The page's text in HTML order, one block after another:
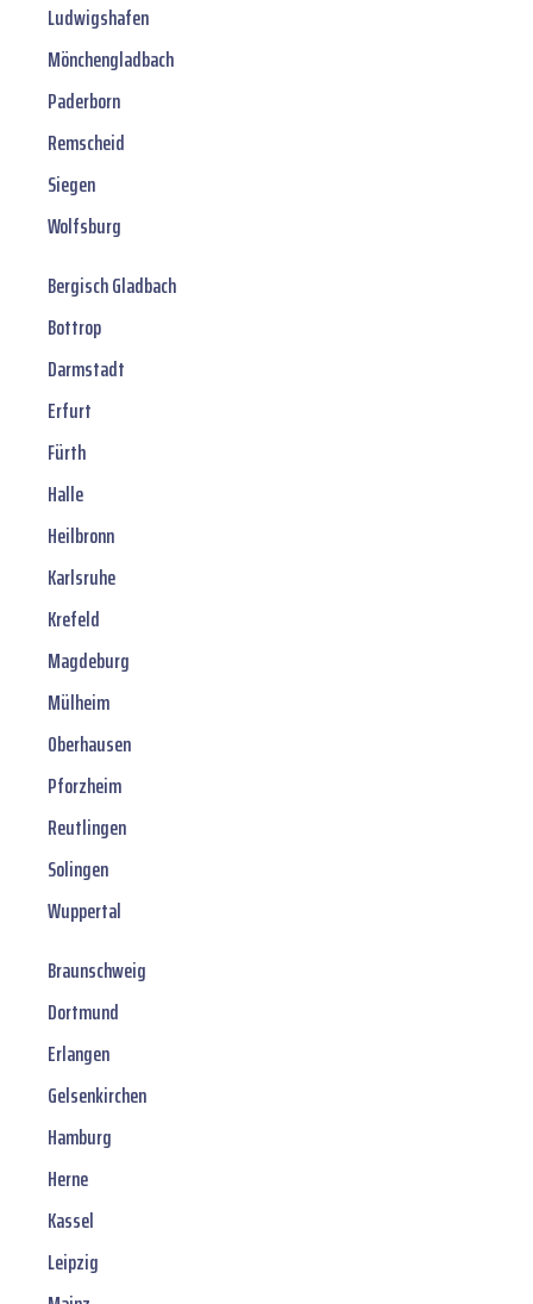
Ludwigshafen
Mönchengladbach
Paderborn
Remscheid
Siegen
Wolfsburg
Bergisch Gladbach
Bottrop
Darmstadt
Erfurt
Fürth
Halle
Heilbronn
Karlsruhe
Krefeld
Magdeburg
Mülheim
Oberhausen
Pforzheim
Reutlingen
Solingen
Wuppertal
Braunschweig
Dortmund
Erlangen
Gelsenkirchen
Hamburg
Herne
Kassel
Leipzig